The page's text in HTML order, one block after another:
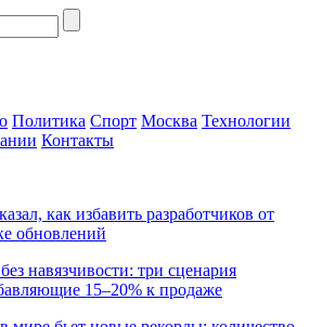
Политика Спорт Москва Технологии
Контакты
как избавить разработчиков от
обновлений
навязчивости: три сценария
15–20% к продаже